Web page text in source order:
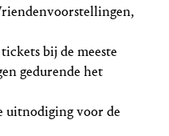
bij de meeste
gedurende het
uitnodiging voor de